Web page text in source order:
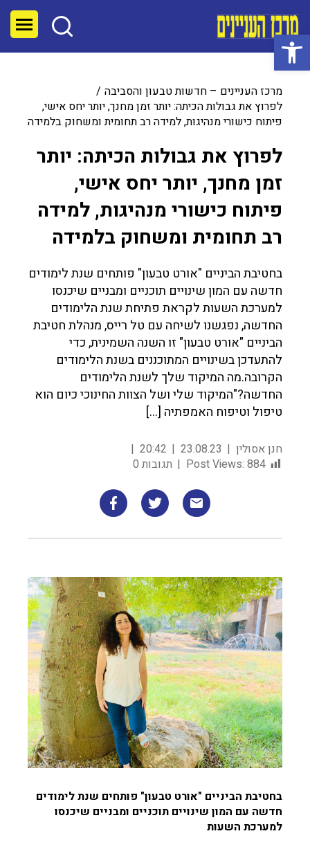
פתח סרגל נגישות
מרכז העניינים – חדשות טבעון והסביבה
לפרוץ את גבולות הכיתה: יותר זמן מחנך, יותר יחס אישי,
פיתוח כישורי מנהיגות, למידה רב תחומית ומשחוק בלמידה
לפרוץ את גבולות הכיתה: יותר
זמן מחנך, יותר יחס אישי,
פיתוח כישורי מנהיגות, למידה
רב תחומית ומשחוק בלמידה
בחטיבת הביניים "אורט טבעון" פותחים שנת לימודים
חדשה עם המון שינויים תוכניים ומבניים שיכנסו
למערכת השעות לקראת פתיחת שנת הלימודים
החדשה, נפגשנו לשיחה עם טל רייס, מנהלת חטיבת
הביניים "אורט טבעון" זו השנה השמינית, כדי
להתעדכן בשינויים המתוכננים בשנת הלימודים
הקרובה.מה המיקוד שלך לשנת הלימודים
החדשה?"המיקוד שלי ושל הצוות החינוכי כיום הוא
טיפול וטיפוח האמפתיה […]
חנן אסולין 23.08.23
20:42
Post Views: 884 תגובות 0
בחטיבת הביניים "אורט טבעון" פותחים שנת לימודים
חדשה עם המון שינויים תוכניים ומבניים שיכנסו
למערכת השעות